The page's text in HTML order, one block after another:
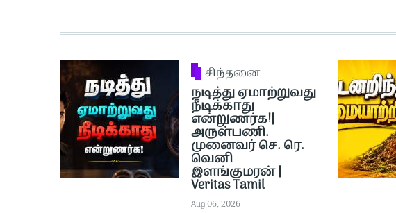
சிந்தனை
நடித்து ஏமாற்றுவது
நீடிக்காது
என்றுணர்க!|
அருள்பணி.
முனைவர் செ. ரெ.
வெனி
இளங்குமரன் |
Veritas Tamil
Aug 06, 2026